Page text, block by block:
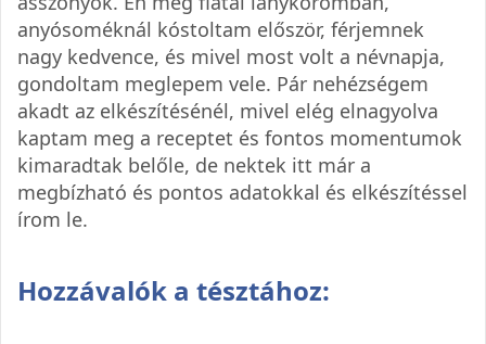
anyósoméknál kóstoltam először, férjemnek
nagy kedvence, és mivel most volt a névnapja,
gondoltam meglepem vele. Pár nehézségem
akadt az elkészítésénél, mivel elég elnagyolva
kaptam meg a receptet és fontos momentumok
kimaradtak belőle, de nektek itt már a
megbízható és pontos adatokkal és elkészítéssel
írom le.
Hozzávalók a tésztához: